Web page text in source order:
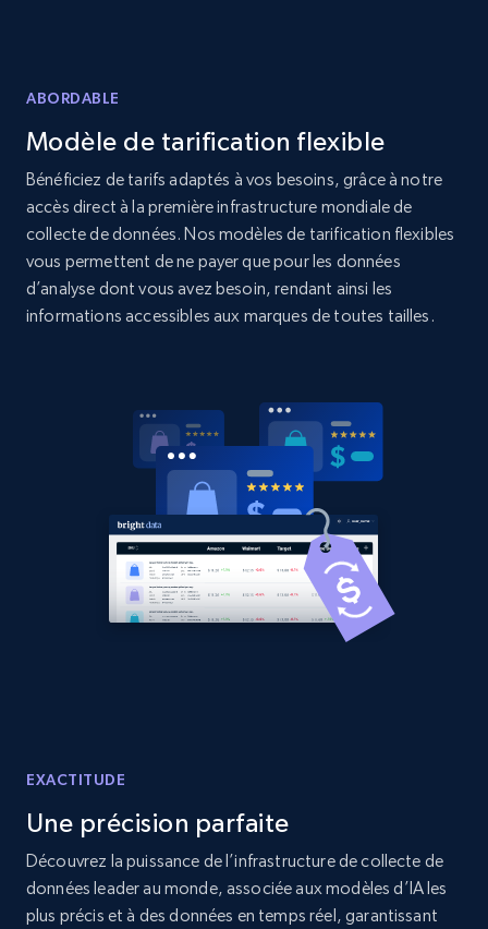
Title, Seller name, Brand, Description, Initial
price, Currency, Availability, Reviews count, and
more.
2.1K+ 375+ Commencer
Amazon products global dataset -
price, Currency, Availability, Reviews count, and
375+ Commencer
Amazon products global dataset - Collects
products by best sellers category URL
Amazon products global dataset - Collect
Amazon products by seller URL
ABORDABLE
Modèle de tarification flexible
Bénéficiez de tarifs adaptés à vos besoins, grâce à notre
accès direct à la première infrastructure mondiale de
collecte de données. Nos modèles de tarification flexibles
vous permettent de ne payer que pour les données
d’analyse dont vous avez besoin, rendant ainsi les
informations accessibles aux marques de toutes tailles.
EXACTITUDE
Une précision parfaite
Découvrez la puissance de l’infrastructure de collecte de
données leader au monde, associée aux modèles d’IA les
plus précis et à des données en temps réel, garantissant